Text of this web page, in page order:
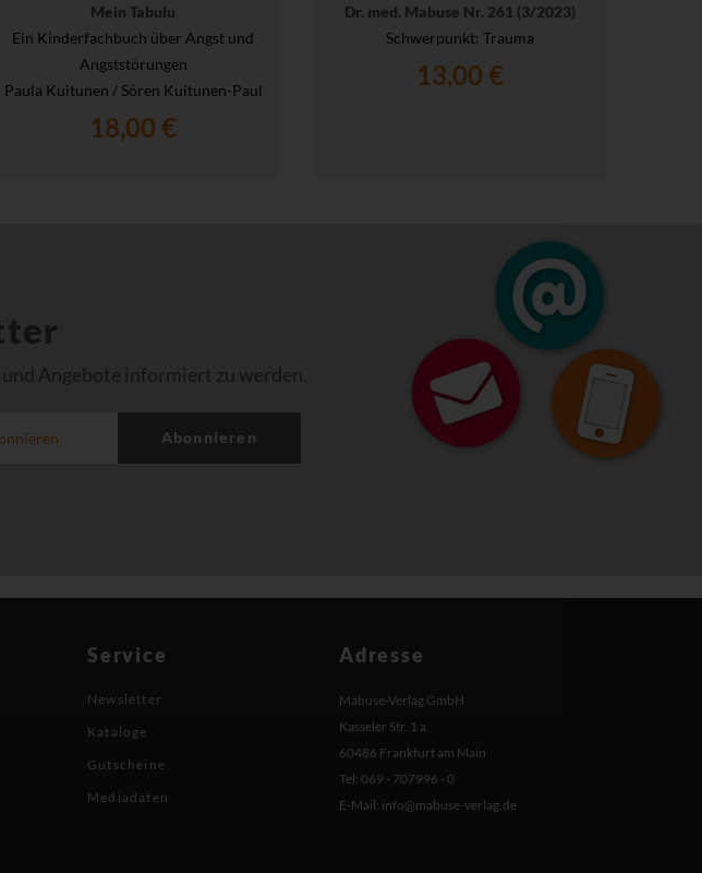
Mein Tabulu
Ein Kinderfachbuch über Angst und
Angststörungen
Paula Kuitunen / Sören Kuitunen-Paul
18,00 €
Dr. med. Mabuse Nr. 261 (3/2023)
Schwerpunkt: Trauma
13,00 €
Angebote informiert zu werden.
Abonnieren
Service
Newsletter
Kataloge
Gutscheine
Mediadaten
Adresse
Mabuse-Verlag GmbH
Kasseler Str. 1 a
60486 Frankfurt am Main
Tel: 069 - 707996 - 0
E-Mail: info@mabuse-verlag.de